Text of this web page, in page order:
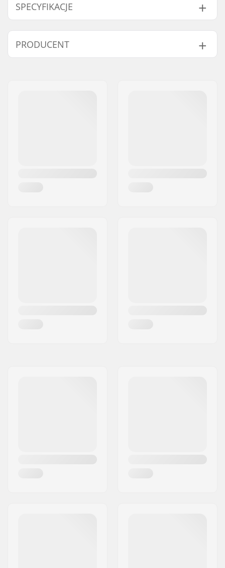
SPECYFIKACJE
Materiał: Steel
PRODUCENT